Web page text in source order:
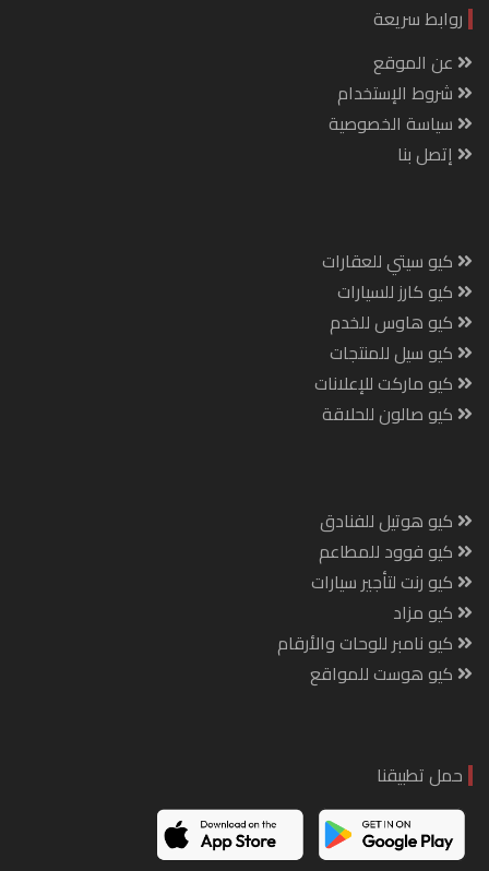
روابط سريعة
عن الموقع
شروط الإستخدام
سياسة الخصوصية
إتصل بنا
كيو سيتي للعقارات
كيو كارز للسيارات
كيو هاوس للخدم
كيو سيل للمنتجات
كيو ماركت للإعلانات
كيو صالون للحلاقة
كيو هوتيل للفنادق
كيو فوود للمطاعم
كيو رنت لتأجير سيارات
كيو مزاد
كيو نامبر للوحات والأرقام
كيو هوست للمواقع
حمل تطبيقنا